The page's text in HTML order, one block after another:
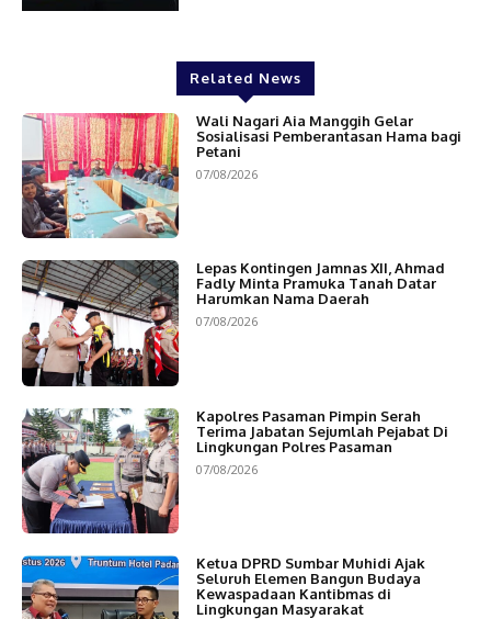
Related News
Wali Nagari Aia Manggih Gelar
Sosialisasi Pemberantasan Hama bagi
Petani
07/08/2026
Lepas Kontingen Jamnas XII, Ahmad
Fadly Minta Pramuka Tanah Datar
Harumkan Nama Daerah
07/08/2026
Kapolres Pasaman Pimpin Serah
Terima Jabatan Sejumlah Pejabat Di
Lingkungan Polres Pasaman
07/08/2026
Ketua DPRD Sumbar Muhidi Ajak
Seluruh Elemen Bangun Budaya
Kewaspadaan Kantibmas di
Lingkungan Masyarakat